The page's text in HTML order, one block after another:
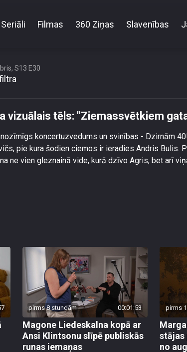
Seriāli Filmas 360 Ziņas Slavenības
S13 E30
vizuālais tēls: "Ziemassvētkiem
koncertuzvedums un svinības - Dzirnām
pie kura šodien ciemos ir ieradies Andris Bulis.
ne vien gleznainā vide, kurā dzīvo Agris, bet arī
pirms 8 stundām 00:01:53
Magone Liedeskalna kopā ar
Ansi Klintsonu slīpē publiskās
runas iemaņas
pirms
stājas
no